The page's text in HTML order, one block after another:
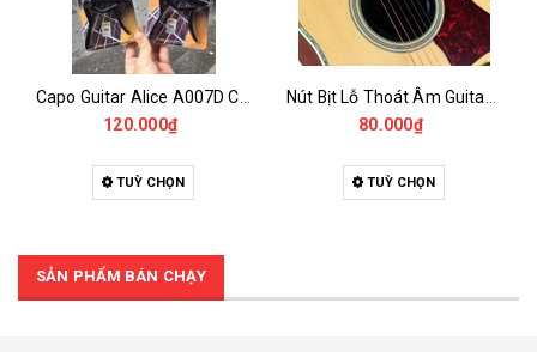
120.000₫
TUỲ CHỌN
80.000₫
TUỲ CHỌN
SẢN PHẨM BÁN CHẠY